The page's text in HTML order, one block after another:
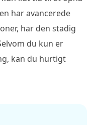
har avancerede
har den stadig
du kun er
kan du hurtigt